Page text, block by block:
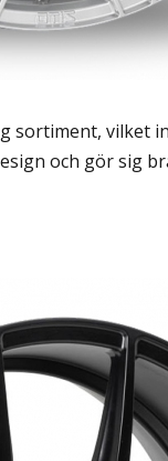
sortiment, vilket
och gör sig